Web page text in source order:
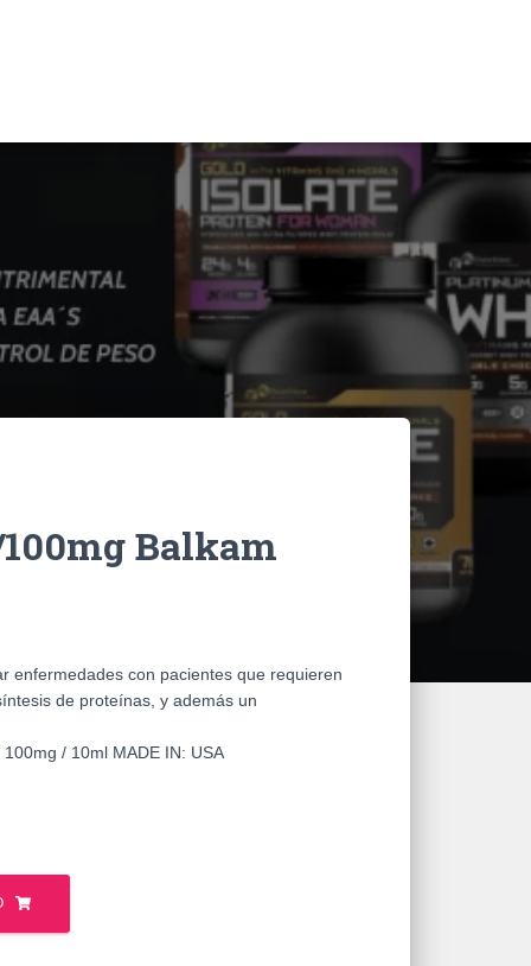
Balkam
enfermedades con pacientes que requieren
de proteínas, y además un
/ 10ml MADE IN: USA